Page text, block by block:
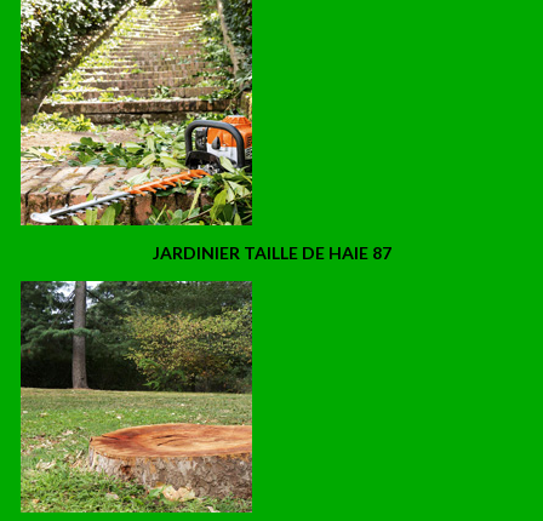
JARDINIER TAILLE DE HAIE 87